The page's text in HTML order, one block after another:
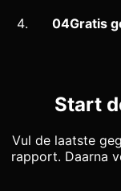
04Gratis
Start
Vul de laatste
rapport. Daarna